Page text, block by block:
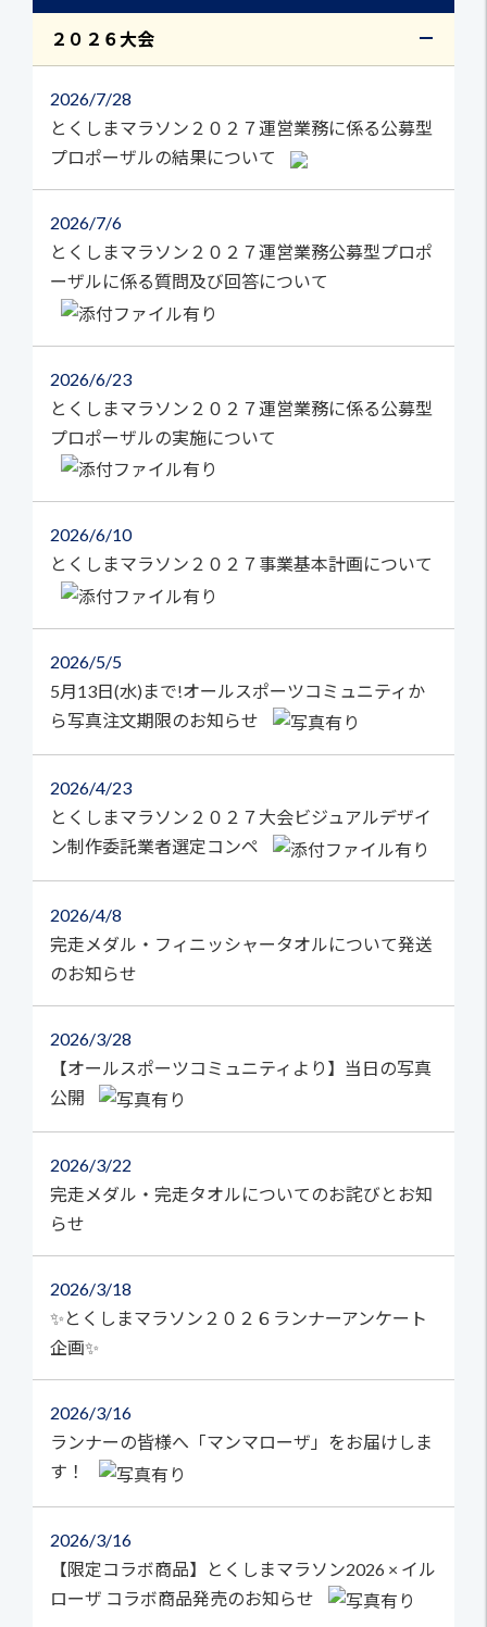
２０２６大会
2026 7/28
とくしまマラソン２０２７運営業務に係る公募型
プロポーザルの結果について
2026 7/6
とくしまマラソン２０２７運営業務公募型プロポ
ーザルに係る質問及び回答について
2026 6/23
とくしまマラソン２０２７運営業務に係る公募型
プロポーザルの実施について
2026 6/10
とくしまマラソン２０２７事業基本計画について
2026 5/5
5月13日(水)まで!オールスポーツコミュニティか
ら写真注文期限のお知らせ
2026 4/23
とくしまマラソン２０２７大会ビジュアルデザイ
ン制作委託業者選定コンペ
2026 4/8
完走メダル・フィニッシャータオルについて発送
のお知らせ
2026 3/28
【オールスポーツコミュニティより】当日の写真
公開
2026 3/22
完走メダル・完走タオルについてのお詫びとお知
らせ
2026 3/18
✨とくしまマラソン２０２６ランナーアンケート
企画✨
2026 3/16
ランナーの皆様へ「マンマローザ」をお届けしま
す！
2026 3/16
【限定コラボ商品】とくしまマラソン2026 × イル
ローザ コラボ商品発売のお知らせ